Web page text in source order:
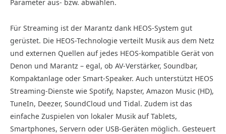
Parameter aus- bzw. abwählen.
Für Streaming ist der Marantz dank HEOS-System gut
gerüstet. Die HEOS-Technologie verteilt Musik aus dem Netz
und externen Quellen auf jedes HEOS-kompatible Gerät von
Denon und Marantz – egal, ob AV-Verstärker, Soundbar,
Kompaktanlage oder Smart-Speaker. Auch unterstützt HEOS
Streaming-Dienste wie Spotify, Napster, Amazon Music (HD),
TuneIn, Deezer, SoundCloud und Tidal. Zudem ist das
einfache Zuspielen von lokaler Musik auf Tablets,
Smartphones, Servern oder USB-Geräten möglich. Gesteuert